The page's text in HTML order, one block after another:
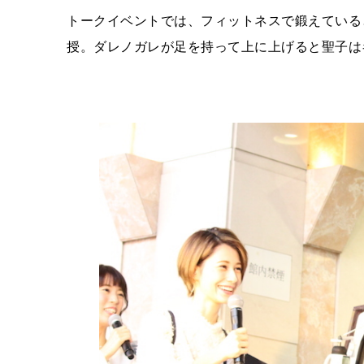
トークイベントでは、フィットネスで鍛えてい
授。ダレノガレが足を持って上に上げると聖子